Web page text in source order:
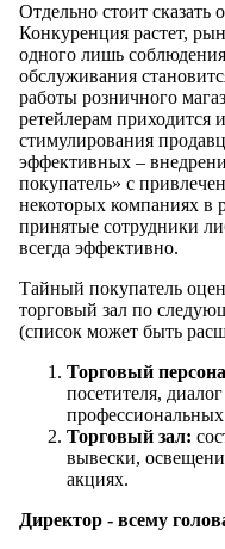
Отдельно стоит
Конкуренция растет,
одного лишь
обслуживания
работы розничного
ретейлерам приходится
стимулирования
эффективных –
покупатель» с
некоторых компаниях в
принятые сотрудники
всегда эффективно.
Тайный покупатель
торговый зал по
(список может быть
Торговый
посетителя,
Торговый зал:
вывески,
акциях.
Директор - всему